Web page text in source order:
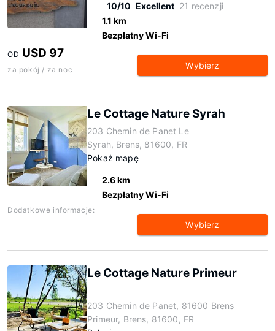
10/10 Excellent 21 recenzji
1.1 km
Bezpłatny Wi-Fi
OD USD 97
za pokój / za noc Wybierz
Le Cottage Nature Syrah
203 Chemin de Panet Le
Syrah, Brens, 81600, FR
Pokaż mapę
2.6 km
Bezpłatny Wi-Fi
Dodatkowe informacje:
Wybierz
Le Cottage Nature Primeur
203 Chemin de Panet, 81600 Brens
Primeur, Brens, 81600, FR